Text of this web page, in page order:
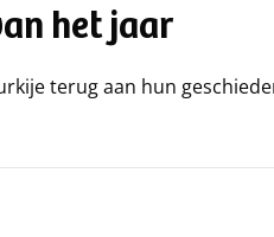
het jaar
terug aan hun